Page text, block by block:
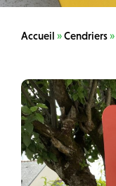
Accueil »Cendriers»